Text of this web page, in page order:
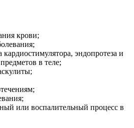
крови;
эндопротеза и
в теле;
или воспалительный процесс в